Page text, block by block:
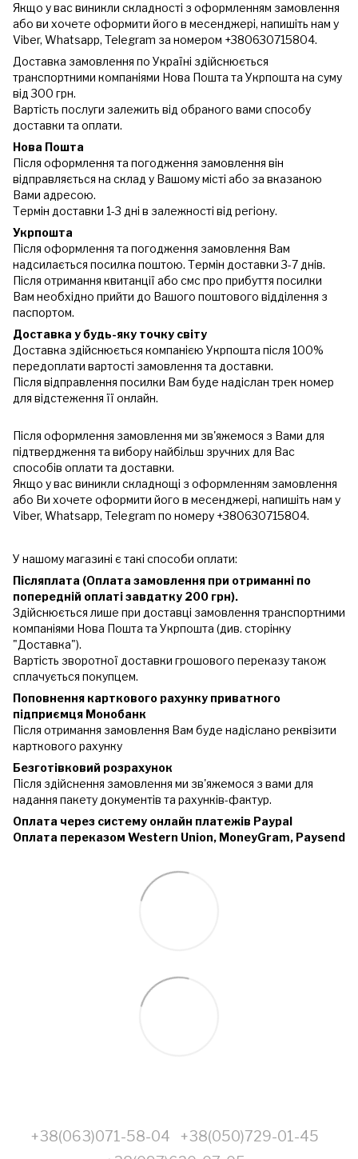
Якщо у вас виникли складності з оформленням замовлення
або ви хочете оформити його в месенджері, напишіть нам у
Viber, Whatsapp, Telegram за номером +380630715804.
Доставка замовлення по Україні здійснюється
транспортними компаніями Нова Пошта та Укрпошта на суму
від 300 грн.
Вартість послуги залежить від обраного вами способу
доставки та оплати.
Нова Пошта
Після оформлення та погодження замовлення він
відправляється на склад у Вашому місті або за вказаною
Вами адресою.
Термін доставки 1-3 дні в залежності від регіону.
Укрпошта
Після оформлення та погодження замовлення Вам
надсилається посилка поштою. Термін доставки 3-7 днів.
Після отримання квитанції або смс про прибуття посилки
Вам необхідно прийти до Вашого поштового відділення з
паспортом.
Доставка у будь-яку точку світу
Доставка здійснюється компанією Укрпошта після 100%
передоплати вартості замовлення та доставки.
Після відправлення посилки Вам буде надіслан трек номер
для відстеження її онлайн.
Після оформлення замовлення ми зв'яжемося з Вами для
підтвердження та вибору найбільш зручних для Вас
способів оплати та доставки.
Якщо у вас виникли складнощі з оформленням замовлення
або Ви хочете оформити його в месенджері, напишіть нам у
Viber, Whatsapp, Telegram по номеру +380630715804.
У нашому магазині є такі способи оплати:
Післяплата (Оплата замовлення при отриманні по
попередній оплаті завдатку 200 грн).
Здійснюється лише при доставці замовлення транспортними
компаніями Нова Пошта та Укрпошта (див. сторінку
"Доставка").
Вартість зворотної доставки грошового переказу також
сплачується покупцем.
Поповнення карткового рахунку приватного
підприємця Монобанк
Після отримання замовлення Вам буде надіслано реквізити
карткового рахунку
Безготівковий розрахунок
Після здійснення замовлення ми зв'яжемося з вами для
надання пакету документів та рахунків-фактур.
Оплата через систему онлайн платежів Paypal
Оплата переказом Western Union, MoneyGram, Paysend
+38(063)071-58-04
+38(050)729-01-45